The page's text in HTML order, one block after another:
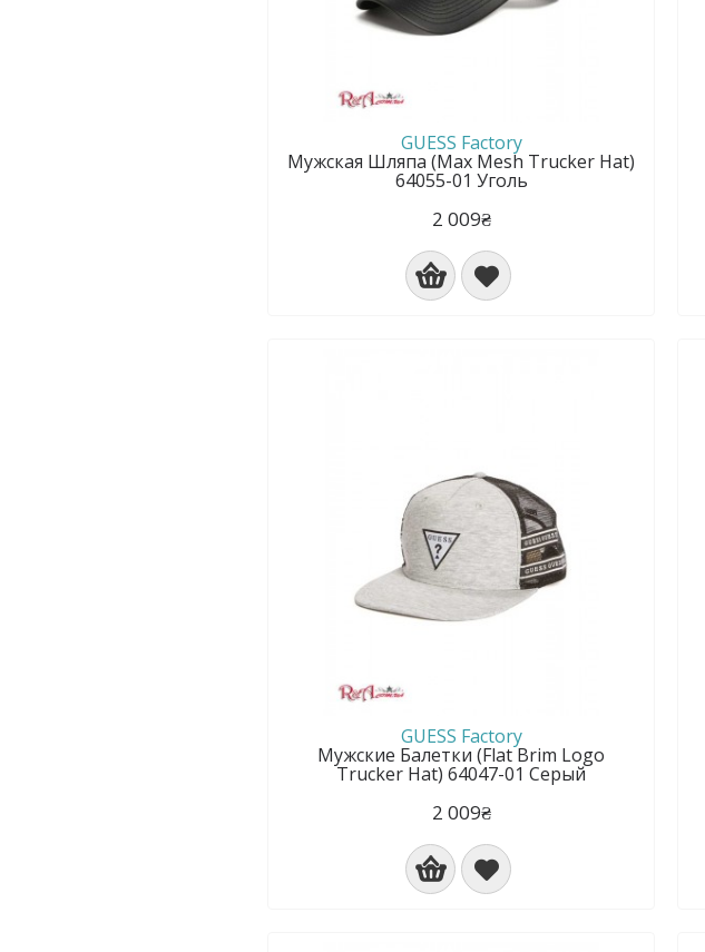
GUESS Factory
Мужская Шляпа (Max Mesh Trucker Hat)
64055-01 Уголь
2 009₴
GUESS Factory
Мужские Балетки (Flat Brim Logo
Trucker Hat) 64047-01 Серый
2 009₴